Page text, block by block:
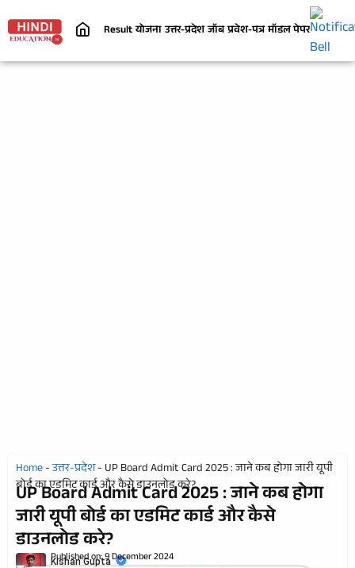
Result योजना उत्तर-प्रदेशजॉबप्रवेश-पत्रमॉडल पेपर निबंध
Home-उत्तर-प्रदेश- UP Board Admit Card 2025 : जाने कब होगा जारी यूपी
बोर्ड का एडमिट कार्ड और कैसे डाउनलोड करे?
UP Board Admit Card 2025 : जाने कब होगा
जारी यूपी बोर्ड का एडमिट कार्ड और कैसे
डाउनलोड करे?
Kishan Gupta
Published on:9 December 2024